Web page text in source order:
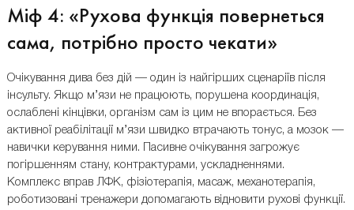
Міф 4: «Рухова функція повернеться
сама, потрібно просто чекати»
Очікування дива без дій — один із найгірших сценаріїв після
інсульту. Якщо м’язи не працюють, порушена координація,
ослаблені кінцівки, організм сам із цим не впорається. Без
активної реабілітації м’язи швидко втрачають тонус, а мозок —
навички керування ними. Пасивне очікування загрожує
погіршенням стану, контрактурами, ускладненнями.
Комплекс вправ ЛФК, фізіотерапія, масаж, механотерапія,
роботизовані тренажери допомагають відновити рухові функції.